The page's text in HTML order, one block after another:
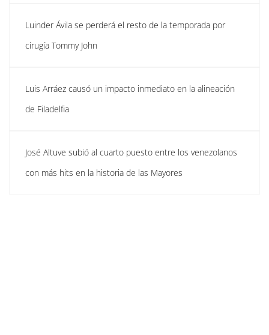
Luinder Ávila se perderá el resto de la temporada por
cirugía Tommy John
Luis Arráez causó un impacto inmediato en la alineación
de Filadelfia
José Altuve subió al cuarto puesto entre los venezolanos
con más hits en la historia de las Mayores